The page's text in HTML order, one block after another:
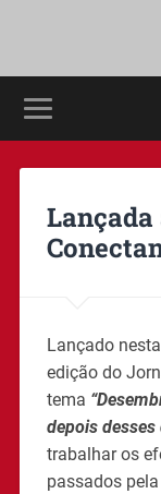
Lançada
Lançado
edição do
tema
depois desses
trabalhar os
passados